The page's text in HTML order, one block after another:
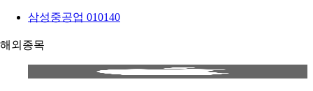
삼성중공업 010140
해외종목